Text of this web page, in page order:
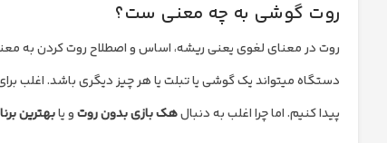
روت گوشی به چه معنی ست؟
پیدا کنیم. اما چرا اغلب به دنبالهک بازی بدون روتو یابهترین